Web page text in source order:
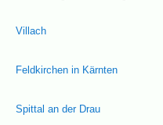
Villach
Feldkirchen in Kärnten
Spittal an der Drau